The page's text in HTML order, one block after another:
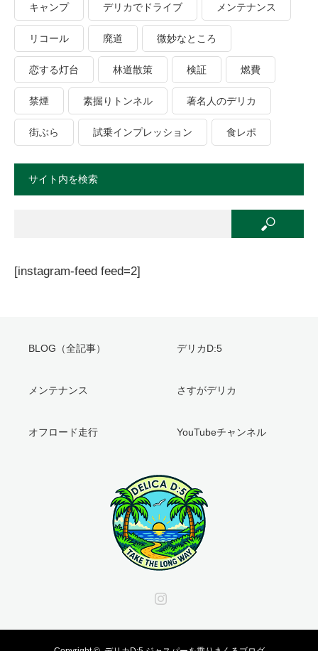
キャンプ デリカでドライブ メンテナンス
リコール 廃道 微妙なところ
恋する灯台 林道散策 検証 燃費
禁煙 素掘りトンネル 著名人のデリカ
街ぶら 試乗インプレッション 食レポ
サイト内を検索
[instagram-feed feed=2]
BLOG（全記事） デリカD:5
メンテナンス さすがデリカ
オフロード走行 YouTubeチャンネル